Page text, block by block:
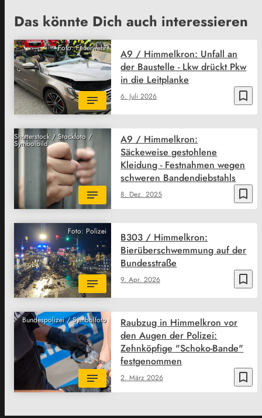
Das könnte Dich auch interessieren
Foto: Feuerwehr
bookmark_border
6. Juli 2026
A9 / Himmelkron: Unfall an
der Baustelle - Lkw drückt Pkw
in die Leitplanke
Shutterstock / Stockfoto /
Symbolbild
bookmark_border
8. Dez. 2025
A9 / Himmelkron:
Säckeweise gestohlene
Kleidung - Festnahmen wegen
schweren Bandendiebstahls
Foto: Polizei
bookmark_border
9. Apr. 2026
B303 / Himmelkron:
Bierüberschwemmung auf der
Bundesstraße
Bundespolizei / Symbolfoto
bookmark_border
2. März 2026
Raubzug in Himmelkron vor
den Augen der Polizei:
Zehnköpfige "Schoko-Bande"
festgenommen